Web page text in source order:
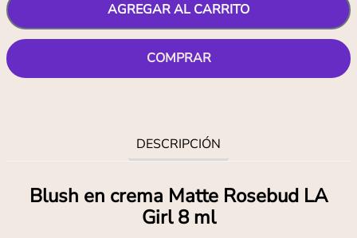
AGREGAR AL CARRITO
COMPRAR
DESCRIPCIÓN
Blush en crema Matte Rosebud LA
Girl 8 ml